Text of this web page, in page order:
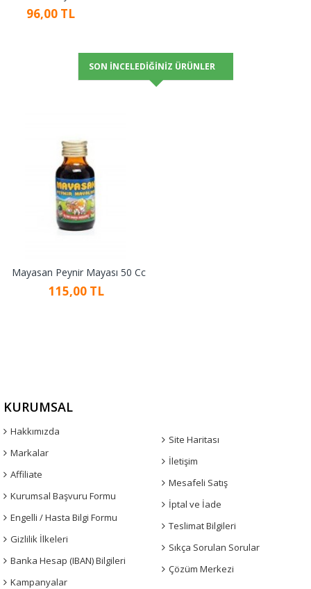
96,00 TL
SON İNCELEDIĞINIZ ÜRÜNLER
Mayasan Peynir Mayası 50 Cc
115,00 TL
KURUMSAL
Hakkımızda
Markalar
Affiliate
Kurumsal Başvuru Formu
Engelli / Hasta Bilgi Formu
Gizlilik İlkeleri
Banka Hesap (IBAN) Bilgileri
Kampanyalar
Site Haritası
İletişim
Mesafeli Satış
İptal ve İade
Teslimat Bilgileri
Sıkça Sorulan Sorular
Çözüm Merkezi